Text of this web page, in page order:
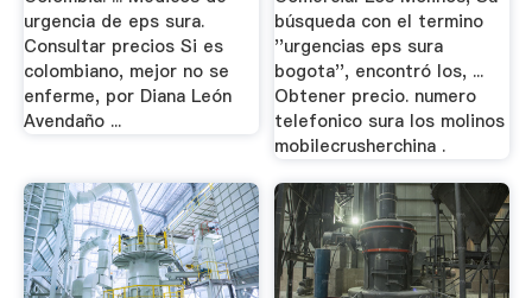
urgencia de eps sura.
Consultar precios Si es
colombiano, mejor no se
enferme, por Diana León
Avendaño ...
búsqueda con el termino
''urgencias eps sura
bogota'', encontró los, ...
Obtener precio. numero
telefonico sura los molinos
mobilecrusherchina .